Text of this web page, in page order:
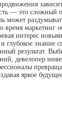
— это сложный
может
время маркетинг
интерес
глубокое знание
результат.
девелопер
яркое